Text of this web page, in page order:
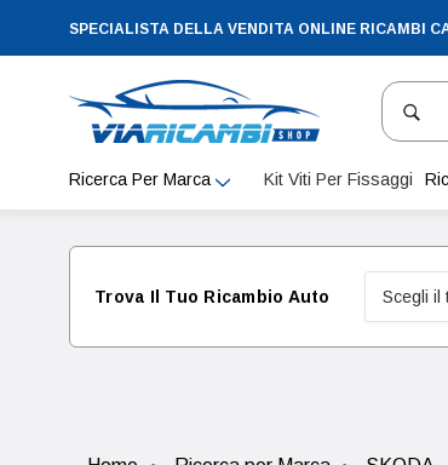
SPECIALISTA DELLA VENDITA ONLINE RICAMBI
Cerca
Ricerca Per Marca Kit Viti Per Fissaggi
Trova Il Tuo Ricambio Auto